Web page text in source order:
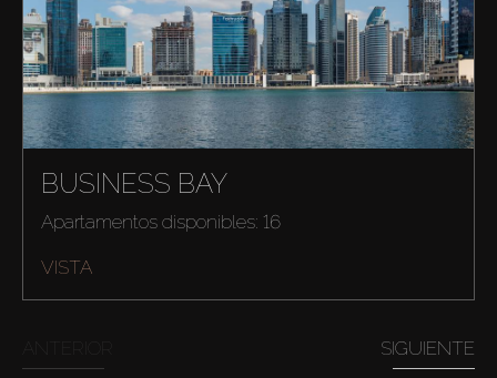
BUSINESS BAY
Apartamentos disponibles: 16
VISTA
SIGUIENTE